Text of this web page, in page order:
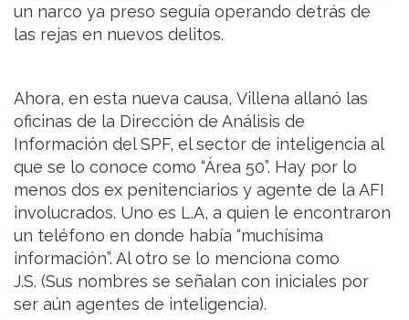
un narco ya preso seguía operando detrás de
las rejas en nuevos delitos.
Ahora, en esta nueva causa, Villena allanó las
oficinas de la Dirección de Análisis de
Información del SPF, el sector de inteligencia al
que se lo conoce como “Área 50”. Hay por lo
menos dos ex penitenciarios y agente de la AFI
involucrados. Uno es L.A, a quien le encontraron
un teléfono en donde había “muchísima
información”. Al otro se lo menciona como
J.S. (Sus nombres se señalan con iniciales por
ser aún agentes de inteligencia).